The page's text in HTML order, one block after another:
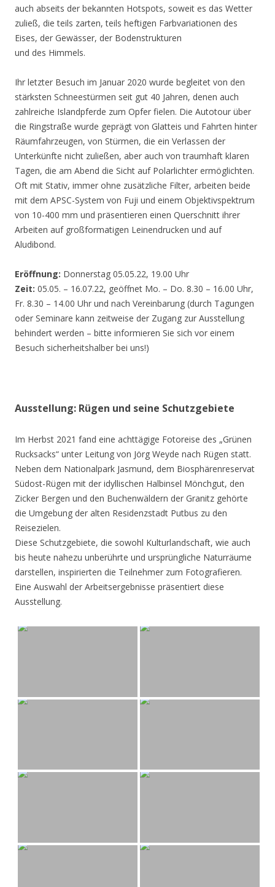
auch abseits der bekannten Hotspots, soweit es das Wetter
zuließ, die teils zarten, teils heftigen Farbvariationen des
Eises, der Gewässer, der Bodenstrukturen
und des Himmels.
Ihr letzter Besuch im Januar 2020 wurde begleitet von den
stärksten Schneestürmen seit gut 40 Jahren, denen auch
zahlreiche Islandpferde zum Opfer fielen. Die Autotour über
die Ringstraße wurde geprägt von Glatteis und Fahrten hinter
Räumfahrzeugen, von Stürmen, die ein Verlassen der
Unterkünfte nicht zuließen, aber auch von traumhaft klaren
Tagen, die am Abend die Sicht auf Polarlichter ermöglichten.
Oft mit Stativ, immer ohne zusätzliche Filter, arbeiten beide
mit dem APSC-System von Fuji und einem Objektivspektrum
von 10-400 mm und präsentieren einen Querschnitt ihrer
Arbeiten auf großformatigen Leinendrucken und auf
Aludibond.
Eröffnung: Donnerstag 05.05.22, 19.00 Uhr
Zeit: 05.05. – 16.07.22, geöffnet Mo. – Do. 8.30 – 16.00 Uhr,
Fr. 8.30 – 14.00 Uhr und nach Vereinbarung (durch Tagungen
oder Seminare kann zeitweise der Zugang zur Ausstellung
behindert werden – bitte informieren Sie sich vor einem
Besuch sicherheitshalber bei uns!)
Ausstellung: Rügen und seine Schutzgebiete
Im Herbst 2021 fand eine achttägige Fotoreise des „Grünen
Rucksacks“ unter Leitung von Jörg Weyde nach Rügen statt.
Neben dem Nationalpark Jasmund, dem Biosphärenreservat
Südost-Rügen mit der idyllischen Halbinsel Mönchgut, den
Zicker Bergen und den Buchenwäldern der Granitz gehörte
die Umgebung der alten Residenzstadt Putbus zu den
Reisezielen.
Diese Schutzgebiete, die sowohl Kulturlandschaft, wie auch
bis heute nahezu unberührte und ursprüngliche Naturräume
darstellen, inspirierten die Teilnehmer zum Fotografieren.
Eine Auswahl der Arbeitsergebnisse präsentiert diese
Ausstellung.